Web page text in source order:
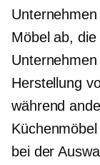
Möbel ab,
Herstellung
während
bei der